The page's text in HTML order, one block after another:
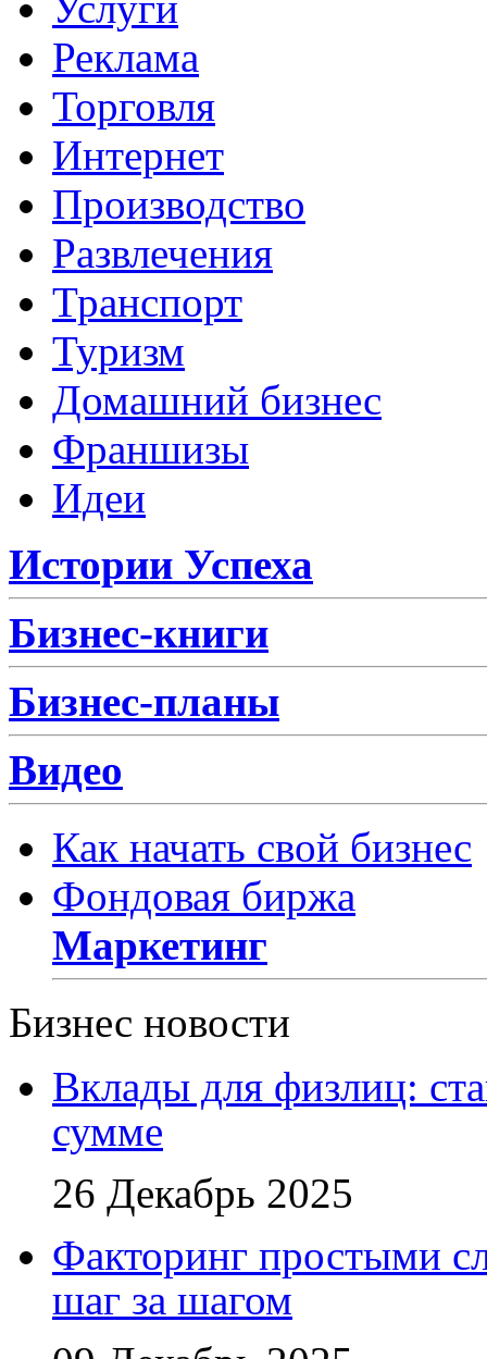
Реклама
Торговля
Интернет
Производство
Развлечения
Транспорт
Туризм
Домашний бизнес
Франшизы
Идеи
Истории Успеха
Бизнес-книги
Бизнес-планы
Видео
Как начать свой бизнес
Фондовая биржа
Маркетинг
Бизнес новости
Вклады для физлиц:
сумме
26 Декабрь 2025
Факторинг простыми
шаг за шагом